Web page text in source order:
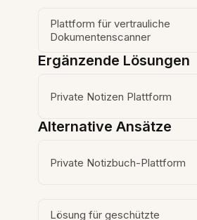
Plattform für vertrauliche
Dokumentenscanner
Ergänzende Lösungen
Private Notizen Plattform
Alternative Ansätze
Private Notizbuch-Plattform
Lösung für geschützte